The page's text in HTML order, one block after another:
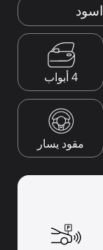
اسود
4 أبواب
مقود يسار